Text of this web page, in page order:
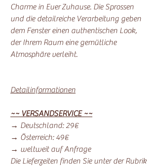
Charme in Euer Zuhause. Die Sprossen
und die detailreiche Verarbeitung geben
dem Fenster einen authentischen Look,
der Ihrem Raum eine gemütliche
Atmosphäre verleiht.
Detailinformationen
~~ VERSANDSERVICE ~~
→ Deutschland: 29€
→ Österreich: 49€
→ weltweit auf Anfrage
Die Lieferzeiten finden Sie unter der Rubrik